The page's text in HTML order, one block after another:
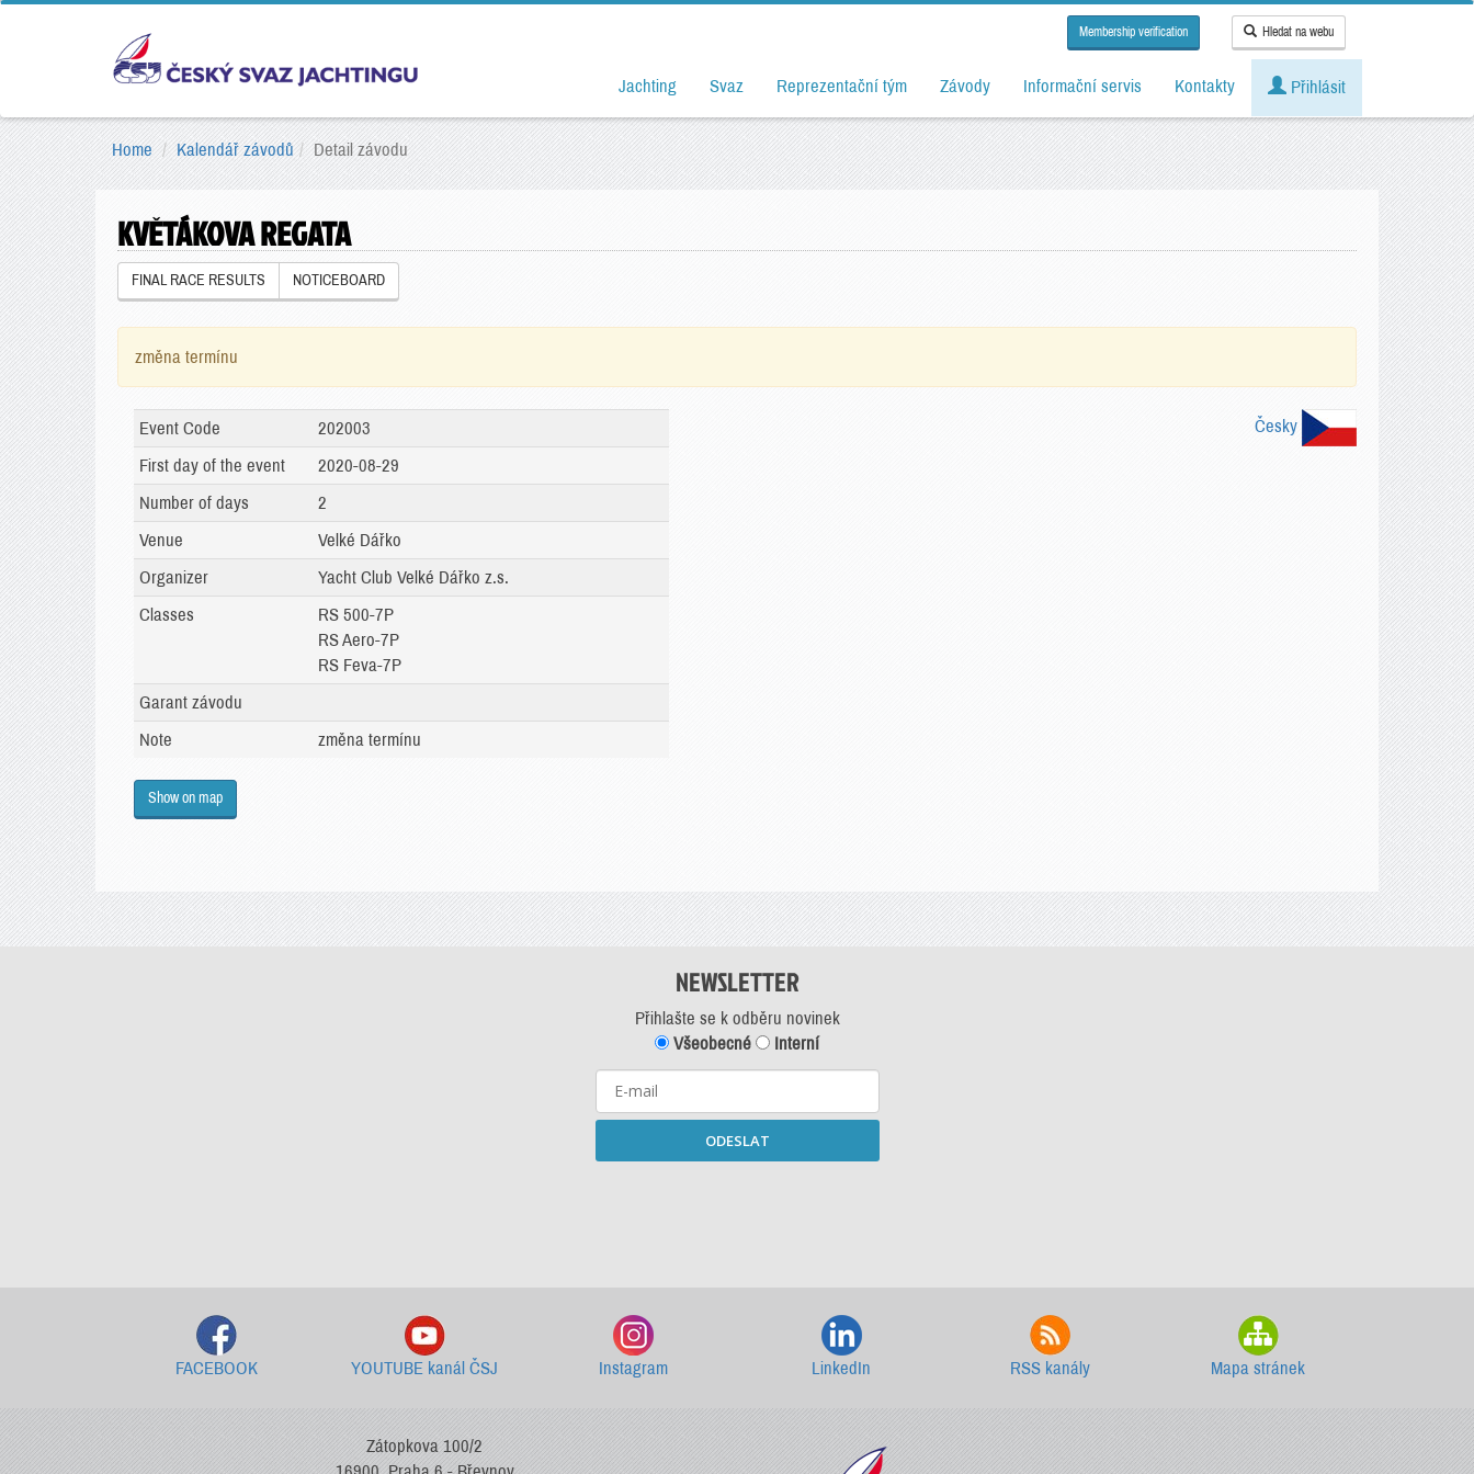
Membership verification Hledat na webu
Jachting Svaz Reprezentační tým Závody Informační servis Kontakty Přihlásit
Home Kalendář závodů Detail závodu
KVĚTÁKOVA REGATA
FINAL RACE RESULTS NOTICEBOARD
změna termínu
Česky
Event Code
202003
First day of the event
2020-08-29
Number of days
2
Venue
Velké Dářko
Organizer
Yacht Club Velké Dářko z.s.
Classes
RS 500-7P
RS Aero-7P
RS Feva-7P
Garant závodu
Note
změna termínu
Show on map
NEWSLETTER
Přihlašte se k odběru novinek
Všeobecné
Interní
ODESLAT
FACEBOOK YOUTUBE kanál ČSJ Instagram LinkedIn RSS kanály Mapa stránek
Zátopkova 100/2